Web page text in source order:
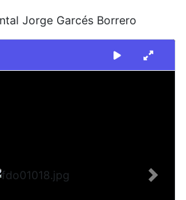
Jorge Garcés Borrero
Next